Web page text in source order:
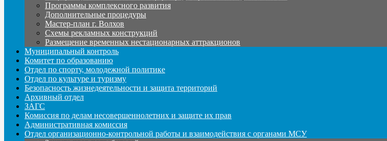
Программы комплексного развития
Дополнительные процедуры
Мастер-план г. Волхов
Схемы рекламных конструкций
Размещение временных нестационарных аттракционов
Муниципальный контроль
Комитет по образованию
Отдел по спорту, молодежной политике
Отдел по культуре и туризму
Безопасность жизнедеятельности и защита территорий
Архивный отдел
ЗАГС
Комиссия по делам несовершеннолетних и защите их прав
Административная комиссия
Отдел организационно-контрольной работы и взаимодействия с органами МСУ